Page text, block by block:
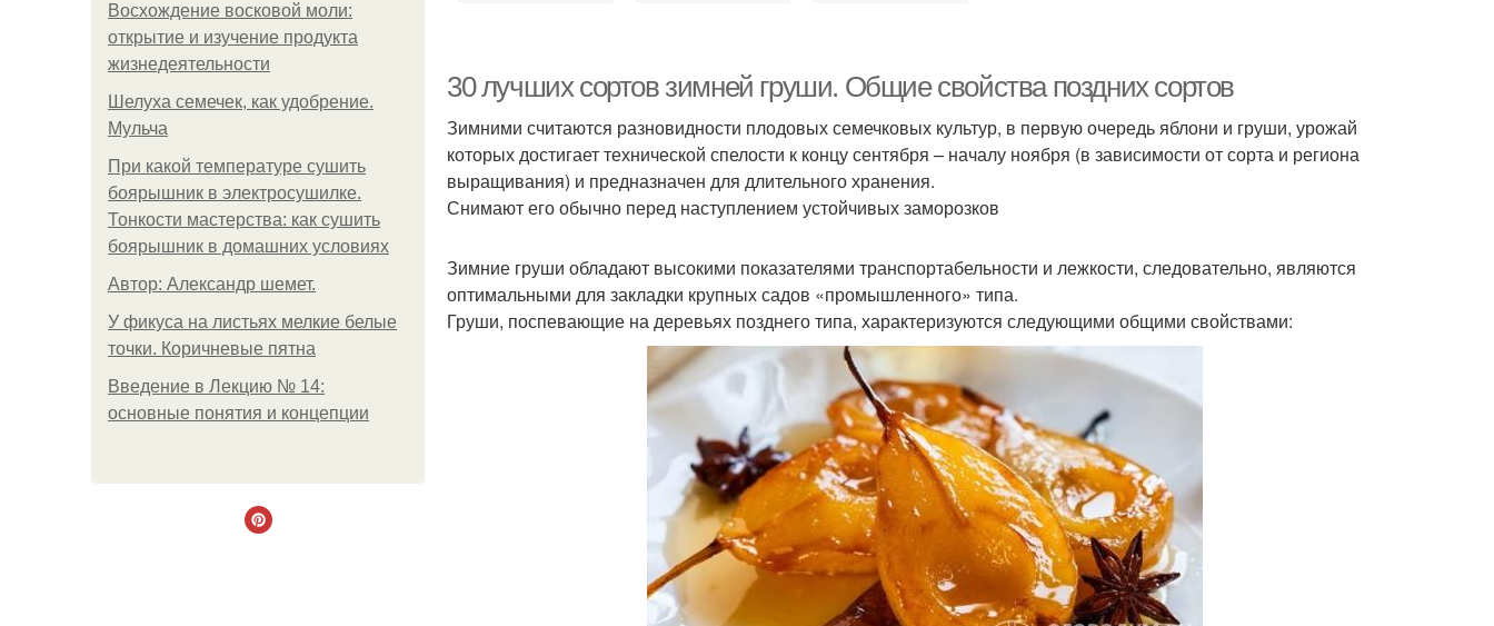
Восхождение восковой моли:
открытие и изучение продукта
жизнедеятельности
Шелуха семечек, как удобрение.
Мульча
При какой температуре сушить
боярышник в электросушилке.
Тонкости мастерства: как сушить
боярышник в домашних условиях
Автор: Александр шемет.
У фикуса на листьях мелкие белые
точки. Коричневые пятна
Введение в Лекцию № 14:
основные понятия и концепции
30 лучших сортов зимней груши. Общие свойства поздних сортов
Зимними считаются разновидности плодовых семечковых культур, в первую очередь яблони и груши, урожай
которых достигает технической спелости к концу сентября – началу ноября (в зависимости от сорта и региона
выращивания) и предназначен для длительного хранения.
Снимают его обычно перед наступлением устойчивых заморозков
Зимние груши обладают высокими показателями транспортабельности и лежкости, следовательно, являются
оптимальными для закладки крупных садов «промышленного» типа.
Груши, поспевающие на деревьях позднего типа, характеризуются следующими общими свойствами: